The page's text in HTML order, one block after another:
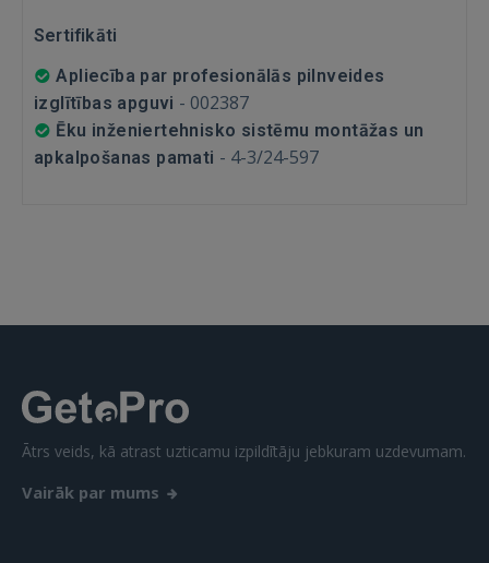
IENĀKT
Aizmirsāt paroli? Atcerēties?
 Sign in with Apple
Sertifikāti
Apliecība par profesionālās pilnveides
izglītības apguvi - 002387
Ēku inženiertehnisko sistēmu montāžas un
apkalpošanas pamati - 4-3/24-597
Ātrs veids, kā atrast uzticamu izpildītāju jebkuram uzdevumam.
Vairāk par mums